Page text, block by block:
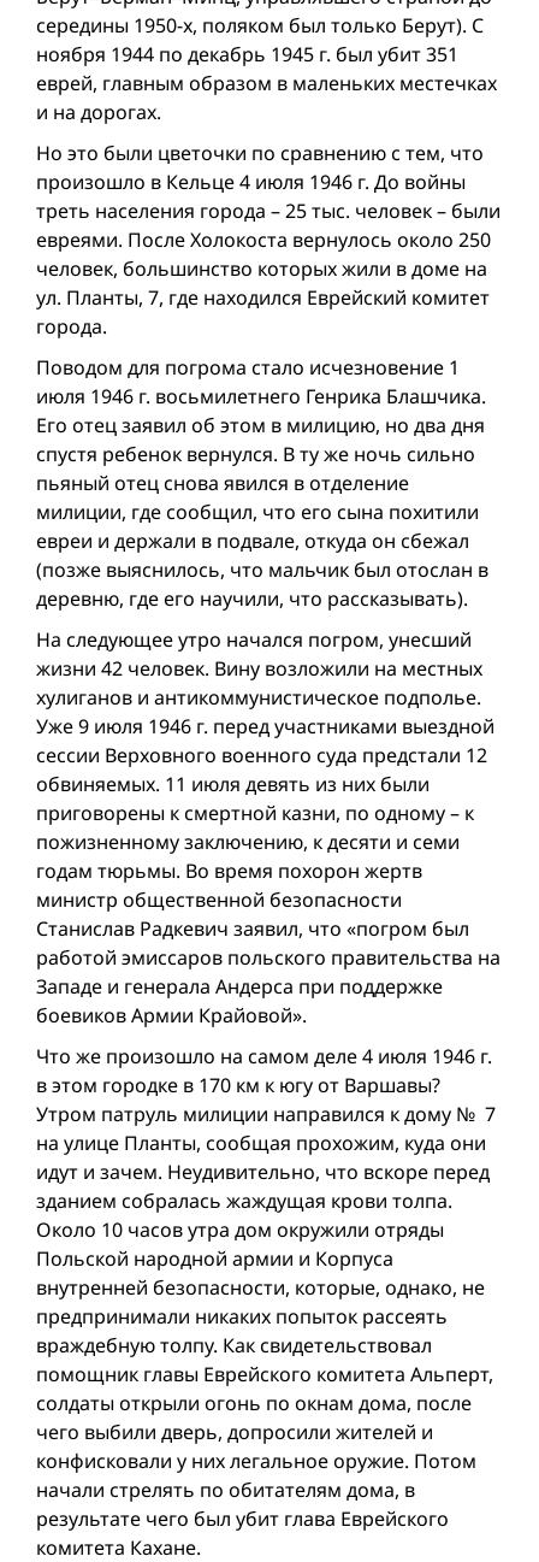
середины 1950-х, поляком был только Берут). С
ноября 1944 по декабрь 1945 г. был убит 351
еврей, главным образом в маленьких местечках
и на дорогах.
Но это были цветочки по сравнению с тем, что
произошло в Кельце 4 июля 1946 г. До войны
треть населения города – 25 тыс. человек – были
евреями. После Холокоста вернулось около 250
человек, большинство которых жили в доме на
ул. Планты, 7, где находился Еврейский комитет
города.
Поводом для погрома стало исчезновение 1
июля 1946 г. восьмилетнего Генрика Блашчика.
Его отец заявил об этом в милицию, но два дня
спустя ребенок вернулся. В ту же ночь сильно
пьяный отец снова явился в отделение
милиции, где сообщил, что его сына похитили
евреи и держали в подвале, откуда он сбежал
(позже выяснилось, что мальчик был отослан в
деревню, где его научили, что рассказывать).
На следующее утро начался погром, унесший
жизни 42 человек. Вину возложили на местных
хулиганов и антикоммунистическое подполье.
Уже 9 июля 1946 г. перед участниками выездной
сессии Верховного военного суда предстали 12
обвиняемых. 11 июля девять из них были
приговорены к смертной казни, по одному – к
пожизненному заключению, к десяти и семи
годам тюрьмы. Во время похорон жертв
министр общественной безопасности
Станислав Радкевич заявил, что «погром был
работой эмиссаров польского правительства на
Западе и генерала Андерса при поддержке
боевиков Армии Крайовой».
Что же произошло на самом деле 4 июля 1946 г.
в этом городке в 170 км к югу от Варшавы?
Утром патруль милиции направился к дому № 7
на улице Планты, сообщая прохожим, куда они
идут и зачем. Неудивительно, что вскоре перед
зданием собралась жаждущая крови толпа.
Около 10 часов утра дом окружили отряды
Польской народной армии и Корпуса
внутренней безопасности, которые, однако, не
предпринимали никаких попыток рассеять
враждебную толпу. Как свидетельствовал
помощник главы Еврейского комитета Альперт,
солдаты открыли огонь по окнам дома, после
чего выбили дверь, допросили жителей и
конфисковали у них легальное оружие. Потом
начали стрелять по обитателям дома, в
результате чего был убит глава Еврейского
комитета Кахане.